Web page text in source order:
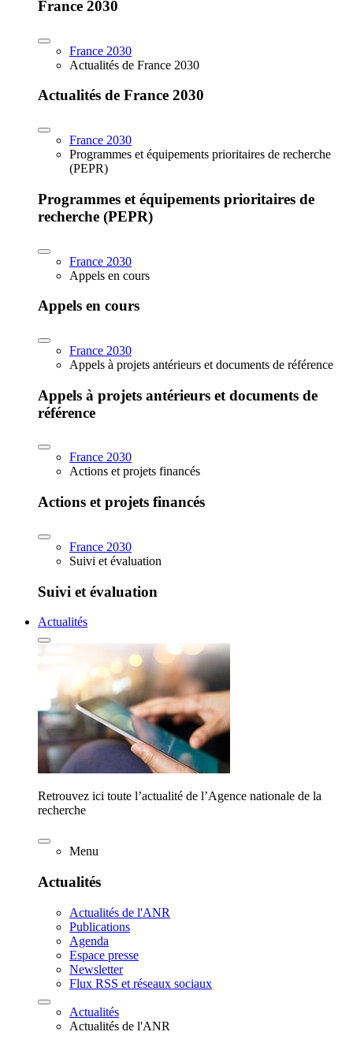
France 2030
France 2030
Actualités de France 2030
Actualités de France 2030
France 2030
Programmes et équipements prioritaires de recherche
(PEPR)
Programmes et équipements prioritaires de
recherche (PEPR)
France 2030
Appels en cours
Appels en cours
France 2030
Appels à projets antérieurs et documents de référence
Appels à projets antérieurs et documents de
référence
France 2030
Actions et projets financés
Actions et projets financés
France 2030
Suivi et évaluation
Suivi et évaluation
Actualités
Retrouvez ici toute l’actualité de l’Agence nationale de la
recherche
Menu
Actualités
Actualités de l'ANR
Publications
Agenda
Espace presse
Newsletter
Flux RSS et réseaux sociaux
Actualités
Actualités de l'ANR